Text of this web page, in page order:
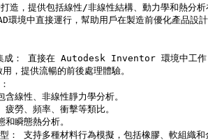
造，提供包括線性/非線性結構、動力學和熱分析
環境中直接運行，幫助用戶在製造前優化產品設
，提供流暢的前後處理體驗。